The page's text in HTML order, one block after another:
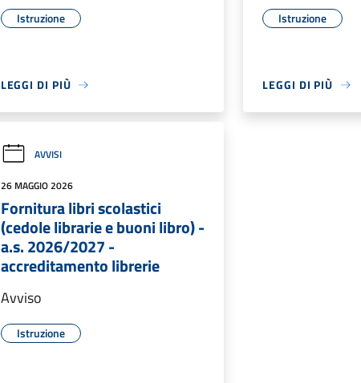
Istruzione
LEGGI DI PIÙ
Istruzione
LEGGI DI PIÙ
AVVISI
26 MAGGIO 2026
Fornitura libri scolastici
(cedole librarie e buoni libro) -
a.s. 2026/2027 -
accreditamento librerie
Avviso
Istruzione